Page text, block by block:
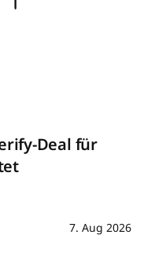
Deal für
7. Aug 2026